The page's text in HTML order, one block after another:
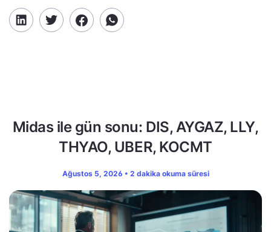
Midas ile gün sonu: DIS, AYGAZ, LLY,
THYAO, UBER, KOCMT
Ağustos 5, 2026 • 2 dakika okuma süresi